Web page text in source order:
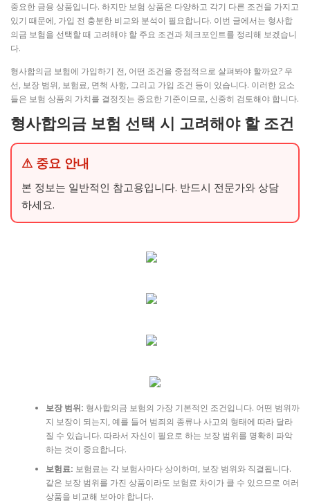
중요한 금융 상품입니다. 하지만 보험 상품은 다양하고 각기 다른 조건을 가지고
있기 때문에, 가입 전 충분한 비교와 분석이 필요합니다. 이번 글에서는 형사합
의금 보험을 선택할 때 고려해야 할 주요 조건과 체크포인트를 정리해 보겠습니
다.
형사합의금 보험에 가입하기 전, 어떤 조건을 중점적으로 살펴봐야 할까요? 우
선, 보장 범위, 보험료, 면책 사항, 그리고 가입 조건 등이 있습니다. 이러한 요소
들은 보험 상품의 가치를 결정짓는 중요한 기준이므로, 신중히 검토해야 합니다.
형사합의금 보험 선택 시 고려해야 할 조건
⚠ 중요 안내
본 정보는 일반적인 참고용입니다. 반드시 전문가와 상담
하세요.
보장 범위: 형사합의금 보험의 가장 기본적인 조건입니다. 어떤 범위까
지 보장이 되는지, 예를 들어 범죄의 종류나 사고의 형태에 따라 달라
질 수 있습니다. 따라서 자신이 필요로 하는 보장 범위를 명확히 파악
하는 것이 중요합니다.
보험료: 보험료는 각 보험사마다 상이하며, 보장 범위와 직결됩니다.
같은 보장 범위를 가진 상품이라도 보험료 차이가 클 수 있으므로 여러
상품을 비교해 보아야 합니다.